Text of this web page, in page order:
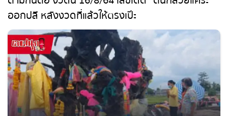
ตามกันต่อ งวดนี้ 16/8/64 เลขเด็ด “ต้นกล้วยแคระ”
ออกปลี หลังงวดที่แล้วให้ตรงเป๊ะ